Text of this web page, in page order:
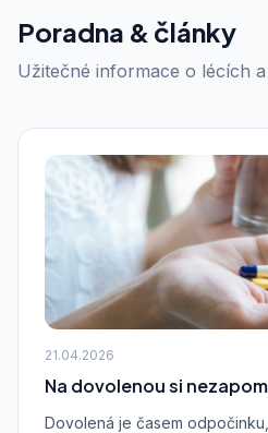
Poradna & články
Užitečné informace o lécích
21.04.2026
Na dovolenou si
Dovolená je časem